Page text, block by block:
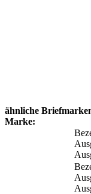
ähnliche
Marke: